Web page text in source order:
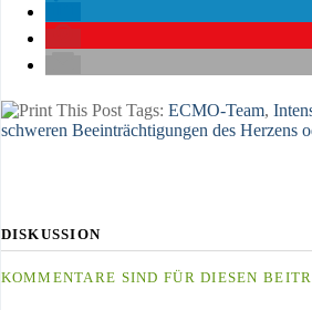
Tags:ECMO-Team,
schweren Beeinträchtigungen des Herzens
DISKUSSION
KOMMENTARE SIND FÜR DIESEN